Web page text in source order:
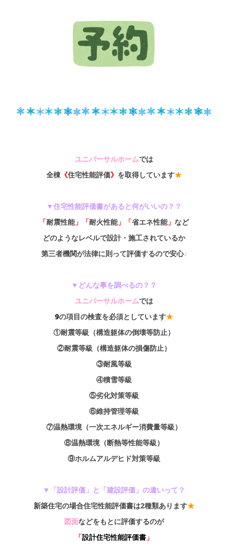
ユニバーサルホームでは
全棟 《住宅性能評価》 を取得しています★
▼住宅性能評価書があると何がいいの？？
「耐震性能」「耐火性能」「省エネ性能」 など
どのようなレベルで設計・施工されているか
第三者機関が法律に則って評価するので安心♪
▼どんな事を調べるの？？
ユニバーサルホームでは
9の項目の検査を必須としています★
①耐震等級（構造躯体の倒壊等防止）
②耐震等級（構造躯体の損傷防止）
③耐風等級
④積雪等級
⑤劣化対策等級
⑥維持管理等級
⑦温熱環境（一次エネルギー消費量等級）
⑧温熱環境（断熱等性能等級）
⑨ホルムアルデヒド対策等級
▼「設計評価」と「建設評価」の違いって？
新築住宅の場合住宅性能評価書は2種類あります★
図面などをもとに評価するのが
「設計住宅性能評価書 」